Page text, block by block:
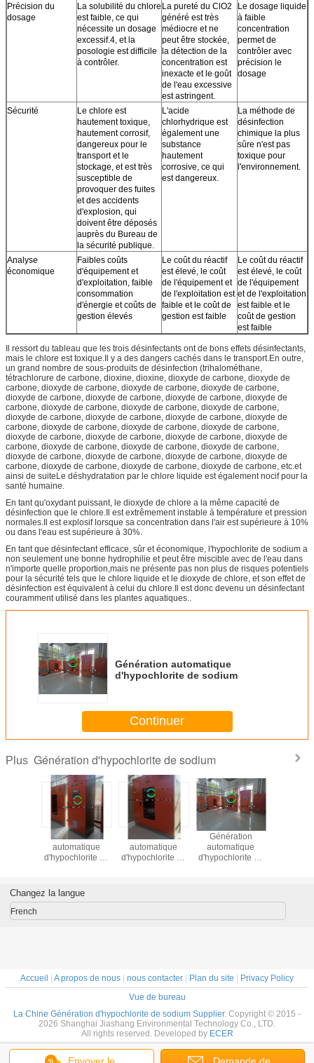
Précision du
dosage
La solubilité du chlore
est faible, ce qui
nécessite un dosage
excessif.4, et la
posologie est difficile
à contrôler.
La pureté du ClO2
généré est très
médiocre et ne
peut être stockée,
la détection de la
concentration est
inexacte et le goût
de l'eau excessive
est astringent.
Le dosage liquide
à faible
concentration
permet de
contrôler avec
précision le
dosage
Sécurité
Le chlore est
hautement toxique,
hautement corrosif,
dangereux pour le
transport et le
stockage, et est très
susceptible de
provoquer des fuites
et des accidents
d'explosion, qui
doivent être déposés
auprès du Bureau de
la sécurité publique.
L'acide
chlorhydrique est
également une
substance
hautement
corrosive, ce qui
est dangereux.
La méthode de
désinfection
chimique la plus
sûre n'est pas
toxique pour
l'environnement.
Analyse
économique
Faibles coûts
d'équipement et
d'exploitation, faible
consommation
d'énergie et coûts de
gestion élevés
Le coût du réactif
est élevé, le coût
de l'équipement et
de l'exploitation est
faible et le coût de
gestion est faible
Le coût du réactif
est élevé, le coût
de l'équipement
et de l'exploitation
est faible et le
coût de gestion
est faible
Il ressort du tableau que les trois désinfectants ont de bons effets désinfectants,
mais le chlore est toxique.Il y a des dangers cachés dans le transport.En outre,
un grand nombre de sous-produits de désinfection (trihalométhane,
tétrachlorure de carbone, dioxine, dioxine, dioxyde de carbone, dioxyde de
carbone, dioxyde de carbone, dioxyde de carbone, dioxyde de carbone,
dioxyde de carbone, dioxyde de carbone, dioxyde de carbone, dioxyde de
carbone, dioxyde de carbone, dioxyde de carbone, dioxyde de carbone,
dioxyde de carbone, dioxyde de carbone, dioxyde de carbone, dioxyde de
carbone, dioxyde de carbone, dioxyde de carbone, dioxyde de carbone,
dioxyde de carbone, dioxyde de carbone, dioxyde de carbone, dioxyde de
carbone, dioxyde de carbone, dioxyde de carbone, dioxyde de carbone,
dioxyde de carbone, dioxyde de carbone, dioxyde de carbone, dioxyde de
carbone, dioxyde de carbone, dioxyde de carbone, dioxyde de carbone, etc.et
ainsi de suiteLe déshydratation par le chlore liquide est également nocif pour la
santé humaine.
En tant qu'oxydant puissant, le dioxyde de chlore a la même capacité de
désinfection que le chlore.Il est extrêmement instable à température et pression
normales.Il est explosif lorsque sa concentration dans l'air est supérieure à 10%
ou dans l'eau est supérieure à 30%.
En tant que désinfectant efficace, sûr et économique, l'hypochlorite de sodium a
non seulement une bonne hydrophilie et peut être miscible avec de l'eau dans
n'importe quelle proportion,mais ne présente pas non plus de risques potentiels
pour la sécurité tels que le chlore liquide et le dioxyde de chlore, et son effet de
désinfection est équivalent à celui du chlore.Il est donc devenu un désinfectant
couramment utilisé dans les plantes aquatiques..
Génération automatique
d'hypochlorite de sodium
Continuer
Plus Génération d'hypochlorite de sodium
Génération
automatique
d'hypochlorite de
Génération
automatique
d'hypochlorite de
Génération
automatique
d'hypochlorite de
Changez la langue
French
Accueil | A propos de nous | nous contacter | Plan du site | Privacy Policy
Vue de bureau
La Chine Génération d'hypochlorite de sodium Supplier. Copyright © 2015 -
2026 Shanghai Jiashang Environmental Technology Co., LTD.
All rights reserved. Developed by ECER